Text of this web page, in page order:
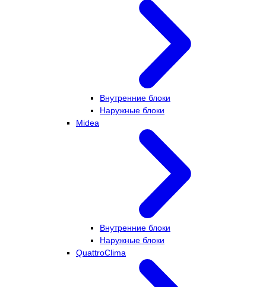
Внутренние блоки
Наружные блоки
Midea
Внутренние блоки
Наружные блоки
QuattroClima